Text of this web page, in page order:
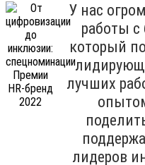
У нас
работы с
который
лучших
лидеров